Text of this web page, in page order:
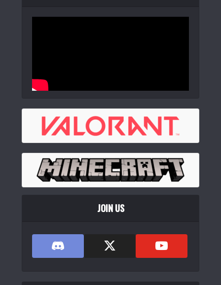
Logicool G ゲーミングキーボード G515 LIGHTSPEED TK...
(54276)
JOIN US